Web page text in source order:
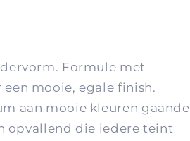
Formule met
mooie, egale finish.
aan mooie kleuren gaande
opvallend die iedere teint